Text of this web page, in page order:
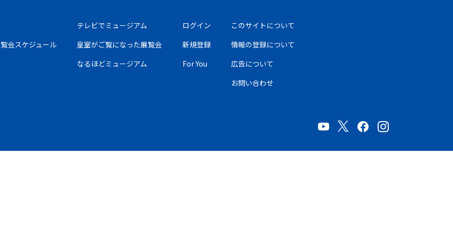
会スケジュール
テレビでミュージアム
皇室がご覧になった展覧会
なるほどミュージアム
ログイン
新規登録
For You
このサイトについて
情報の登録について
広告について
お問い合わせ